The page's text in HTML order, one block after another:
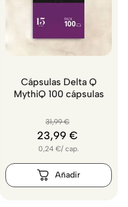
Cápsulas Delta Q
MythiQ 100 cápsulas
31,99 €
23,99 €
0,24 €/ cap.